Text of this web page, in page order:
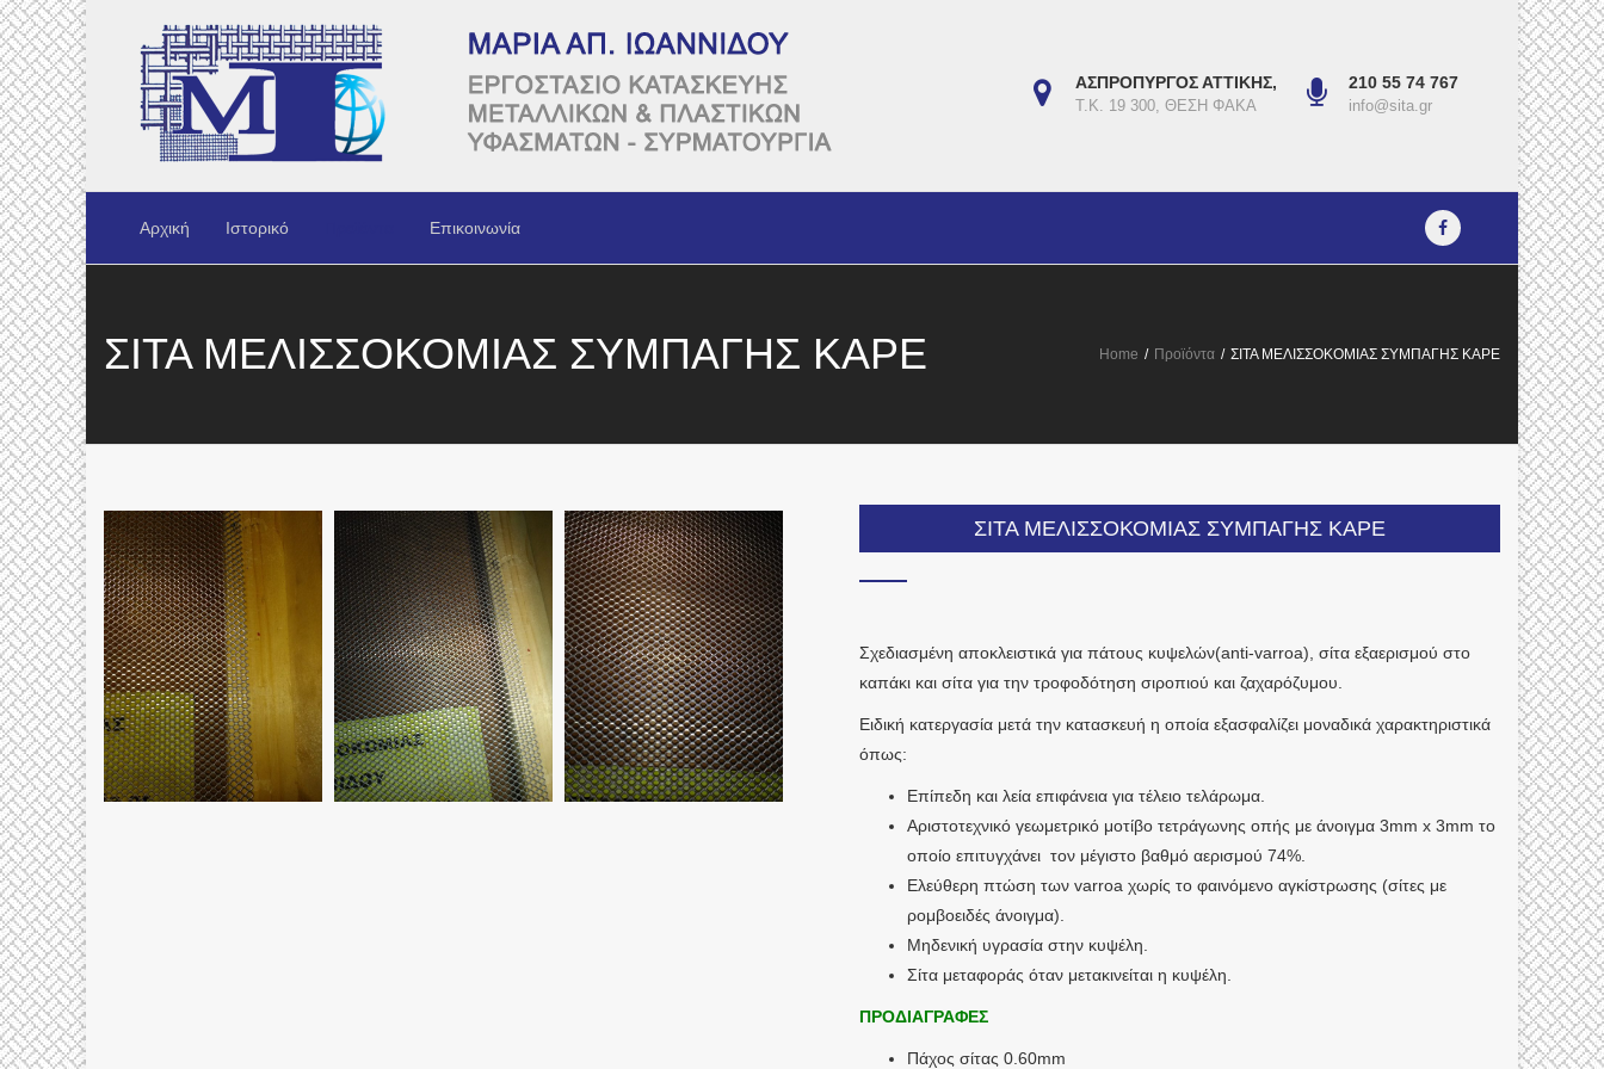
ΑΣΠΡΟΠΥΡΓΟΣ ΑΤΤΙΚΗΣ,
Τ.Κ. 19 300, ΘΕΣΗ ΦΑΚΑ
210 55 74 767
info@sita.gr
Αρχική Ιστορικό Επικοινωνία
ΣΙΤΑ ΜΕΛΙΣΣΟΚΟΜΙΑΣ ΣΥΜΠΑΓΗΣ ΚΑΡΕ Home / Προϊόντα / ΣΙΤΑ ΜΕΛΙΣΣΟΚΟΜΙΑΣ ΣΥΜΠΑΓΗΣ ΚΑΡΕ
ΣΙΤΑ ΜΕΛΙΣΣΟΚΟΜΙΑΣ ΣΥΜΠΑΓΗΣ ΚΑΡΕ
Σχεδιασμένη αποκλειστικά για πάτους κυψελών(anti-varroa), σίτα εξαερισμού στο
καπάκι και σίτα για την τροφοδότηση σιροπιού και ζαχαρόζυμου.
Ειδική κατεργασία μετά την κατασκευή η οποία εξασφαλίζει μοναδικά χαρακτηριστικά
όπως:
Επίπεδη και λεία επιφάνεια για τέλειο τελάρωμα.
Αριστοτεχνικό γεωμετρικό μοτίβο τετράγωνης οπής με άνοιγμα 3mm x 3mm το
οποίο επιτυγχάνει τον μέγιστο βαθμό αερισμού 74%.
Ελεύθερη πτώση των varroa χωρίς το φαινόμενο αγκίστρωσης (σίτες με
ρομβοειδές άνοιγμα).
Μηδενική υγρασία στην κυψέλη.
Σίτα μεταφοράς όταν μετακινείται η κυψέλη.
ΠΡΟΔΙΑΓΡΑΦΕΣ
Πάχος σίτας 0.60mm